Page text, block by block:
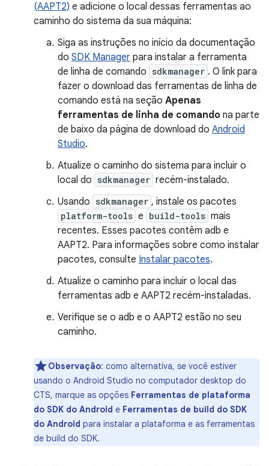
(AAPT2) e adicione o local dessas ferramentas ao
caminho do sistema da sua máquina:
Siga as instruções no início da documentação
do SDK Manager para instalar a ferramenta
de linha de comando sdkmanager . O link para
fazer o download das ferramentas de linha de
comando está na seção Apenas
ferramentas de linha de comando na parte
de baixo da página de download do Android
Studio.
Atualize o caminho do sistema para incluir o
local do sdkmanager recém-instalado.
Usando sdkmanager , instale os pacotes
platform-tools e build-tools mais
recentes. Esses pacotes contêm adb e
AAPT2. Para informações sobre como instalar
pacotes, consulte Instalar pacotes.
Atualize o caminho para incluir o local das
ferramentas adb e AAPT2 recém-instaladas.
Verifique se o adb e o AAPT2 estão no seu
caminho.
Observação: como alternativa, se você estiver
usando o Android Studio no computador desktop do
CTS, marque as opções Ferramentas de plataforma
do SDK do Android e Ferramentas de build do SDK
do Android para instalar a plataforma e as ferramentas
de build do SDK.